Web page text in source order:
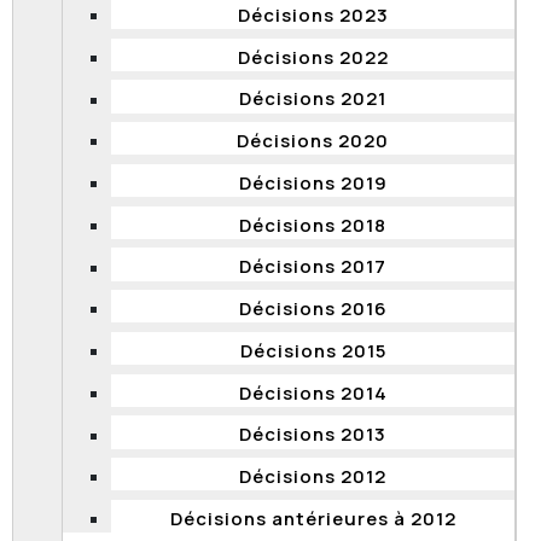
Décisions 2023
Décisions 2022
Décisions 2021
Décisions 2020
Décisions 2019
Décisions 2018
Décisions 2017
Décisions 2016
Décisions 2015
Décisions 2014
Décisions 2013
Décisions 2012
Décisions antérieures à 2012
Quand votre appel sera-t-il entendu?
De façon générale, les appels sont entendus dans
l’ordre de leur date de réception. Vous serez convoqué
par le greffe du tribunal de la Commission à une
audience fixée dans les mois suivants.
Haut de page